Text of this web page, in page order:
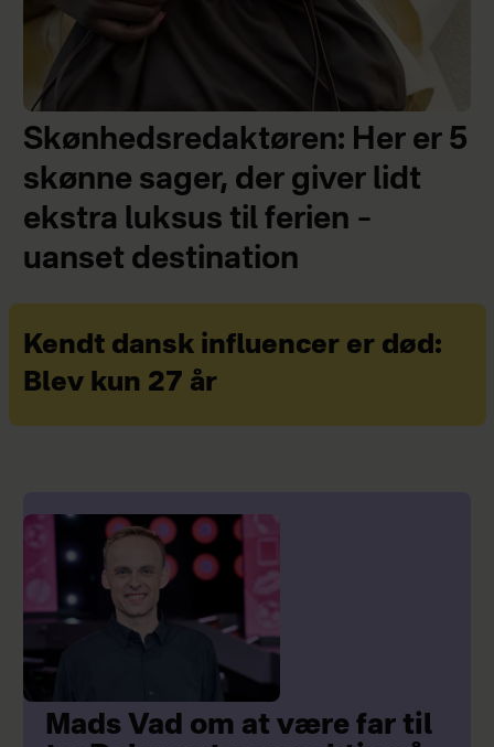
Skønhedsredaktøren: Her er 5
skønne sager, der giver lidt
ekstra luksus til ferien –
uanset destination
Kendt dansk influencer er død:
Blev kun 27 år
Mads Vad om at være far til